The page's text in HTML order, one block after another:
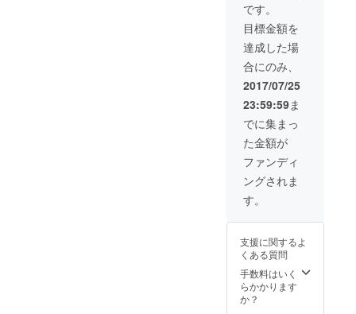
ハート
形タイ
プ フ
ジッリ
タイ
プ 各
１パッ
ク 孫
作の農
薬不使
用コシ
ヒカリ
を原料
り、プ
した新
食感パ
スタで
す。 サ
ラダや
るよう
な内容
に致し
ます。
※１パッ
ク以上
の量に
なる場
合や、
イベン
ト開催
地が遠
方にな
費用が
る場合
が御座
いま
す。予
めご了
です。
目標金額を
達成した場
合にのみ、
2017/07/25
23:59:59ま
でに集まっ
た金額が
ファンディ
ングされま
す。
支援に関するよ
くある質問
手数料はいく
らかかります
か？